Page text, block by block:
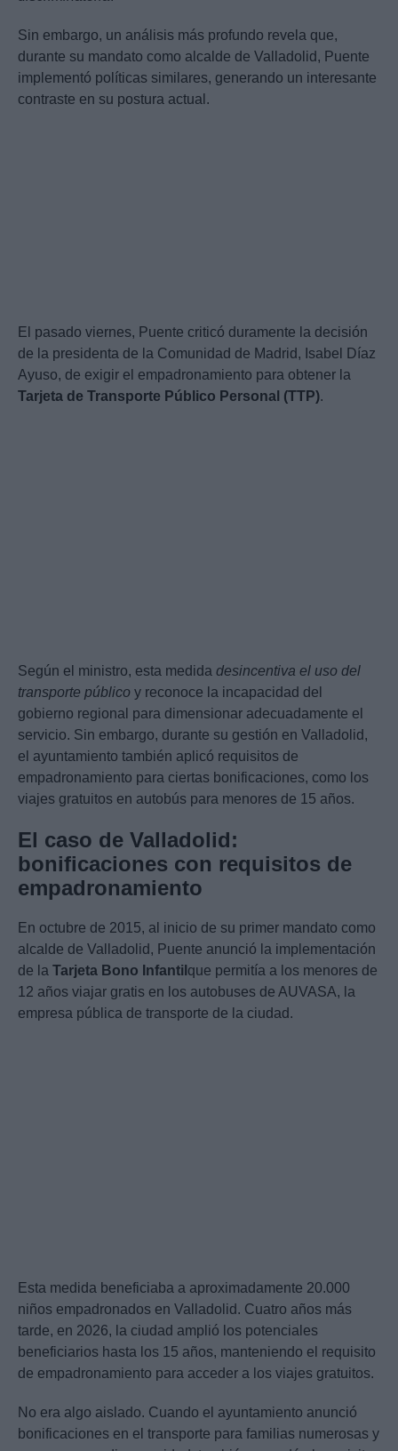
Sin embargo, un análisis más profundo revela que,
durante su mandato como alcalde de Valladolid, Puente
implementó políticas similares, generando un interesante
contraste en su postura actual.
El pasado viernes, Puente criticó duramente la decisión
de la presidenta de la Comunidad de Madrid, Isabel Díaz
Ayuso, de exigir el empadronamiento para obtener la
Tarjeta de Transporte Público Personal (TTP).
Según el ministro, esta medida desincentiva el uso del
transporte público y reconoce la incapacidad del
gobierno regional para dimensionar adecuadamente el
servicio. Sin embargo, durante su gestión en Valladolid,
el ayuntamiento también aplicó requisitos de
empadronamiento para ciertas bonificaciones, como los
viajes gratuitos en autobús para menores de 15 años.
El caso de Valladolid:
bonificaciones con requisitos de
empadronamiento
En octubre de 2015, al inicio de su primer mandato como
alcalde de Valladolid, Puente anunció la implementación
de la Tarjeta Bono Infantil que permitía a los menores de
12 años viajar gratis en los autobuses de AUVASA, la
empresa pública de transporte de la ciudad.
Esta medida beneficiaba a aproximadamente 20.000
niños empadronados en Valladolid. Cuatro años más
tarde, en 2026, la ciudad amplió los potenciales
beneficiarios hasta los 15 años, manteniendo el requisito
de empadronamiento para acceder a los viajes gratuitos.
No era algo aislado. Cuando el ayuntamiento anunció
bonificaciones en el transporte para familias numerosas y